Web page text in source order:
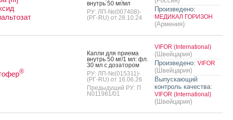
внутрь 50 мг/мл
РУ: ЛП-№(007408)-
(РГ-RU) от 28.10.24
Произведено:
МЕДИКАЛ ГОРИЗОН
(Армения)
®
Кап­ли для при­ема
внутрь 50 мг/1 мл: фл.
30 мл с до­зато­ром
РУ: ЛП-№(015311)-
(РГ-RU) от 16.06.26
Предыдущий РУ: П
N011981/01
VIFOR (International)
(Швейцария)
Произведено: VIFOR
(Швейцария)
Выпускающий
контроль качества:
VIFOR (International)
(Швейцария)